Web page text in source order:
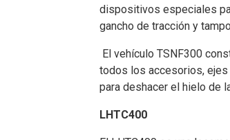
dispositivos especiales
gancho de tracción y
El vehículo TSNF300
todos los accesorios, ejes
para deshacer el hielo de
LHTC400